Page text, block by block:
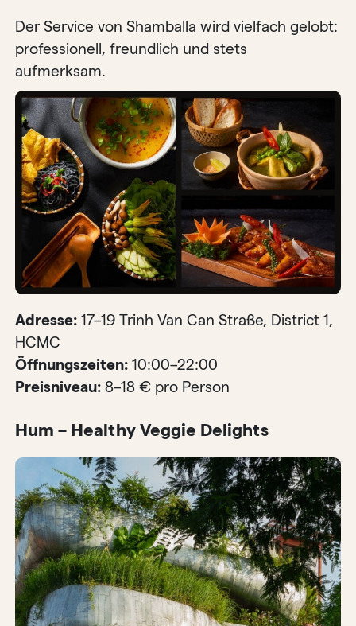
Der Service von Shamballa wird vielfach gelobt:
professionell, freundlich und stets
aufmerksam.
Adresse: 17–19 Trinh Van Can Straße, District 1,
HCMC
Öffnungszeiten: 10:00–22:00
Preisniveau: 8–18 € pro Person
Hum – Healthy Veggie Delights